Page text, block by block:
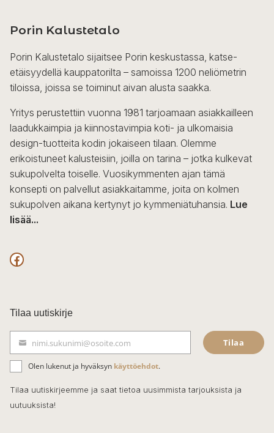
Porin Kalustetalo
Porin Kalustetalo sijaitsee Porin keskustassa, katse-
etäisyydellä kauppatorilta – samoissa 1200 neliömetrin
tiloissa, joissa se toiminut aivan alusta saakka.
Yritys perustettiin vuonna 1981 tarjoamaan asiakkailleen
laadukkaimpia ja kiinnostavimpia koti- ja ulkomaisia
design-tuotteita kodin jokaiseen tilaan. Olemme
erikoistuneet kalusteisiin, joilla on tarina – jotka kulkevat
sukupolvelta toiselle. Vuosikymmenten ajan tämä
konsepti on palvellut asiakkaitamme, joita on kolmen
sukupolven aikana kertynyt jo kymmeniätuhansia. Lue
lisää...
F
c
e
b
o
o
k
Tilaa uutiskirje
ä
h
k
nimi.sukunimi@osoite.com Tilaa
Olen lukenut ja hyväksyn käyttöehdot.
Tilaa uutiskirjeemme ja saat tietoa uusimmista tarjouksista ja
uutuuksista!